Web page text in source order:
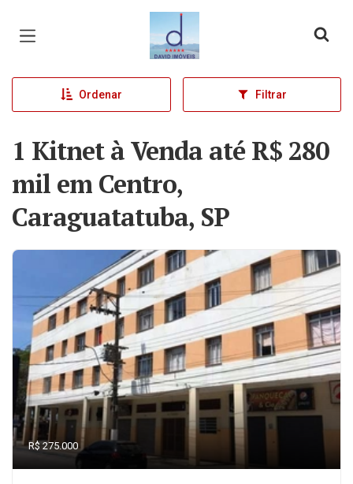
Página inicial
Ordenar Filtrar
1 Kitnet à Venda até R$ 280
mil em Centro,
Caraguatatuba, SP
R$ 275.000